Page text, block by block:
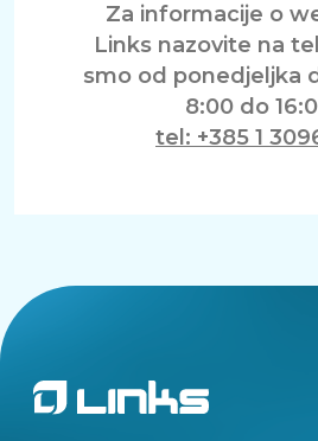
Za informacije o
Links nazovite na
smo od ponedjeljka
8:00 do
tel: +385 1